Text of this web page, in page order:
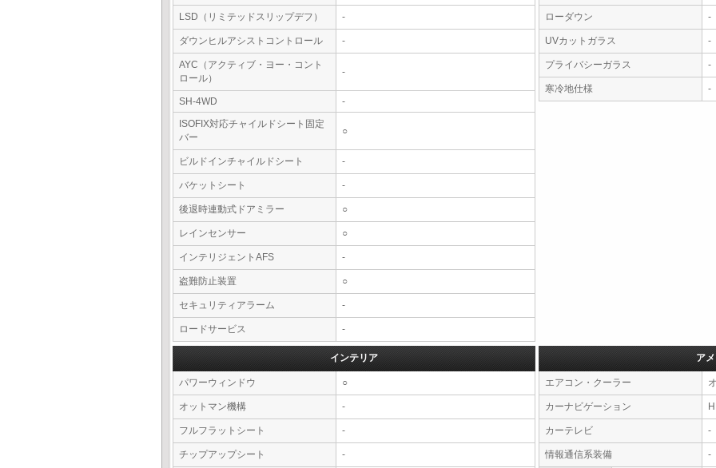
LSD（リミテッドスリップデフ） -
ダウンヒルアシストコントロール -
AYC（アクティブ・ヨー・コント
ロール）
-
SH-4WD
-
ISOFIX対応チャイルドシート固定
バー
○
ビルドインチャイルドシート -
バケットシート -
後退時連動式ドアミラー ○
レインセンサー ○
インテリジェントAFS -
盗難防止装置 ○
セキュリティアラーム -
ロードサービス -
ローダウン -
UVカットガラス -
プライバシーガラス -
寒冷地仕様 -
インテリア
パワーウィンドウ ○
オットマン機構 -
フルフラットシート -
チップアップシート -
ア
エアコン・クーラー
カーナビゲーション
カーテレビ -
情報通信系装備 -